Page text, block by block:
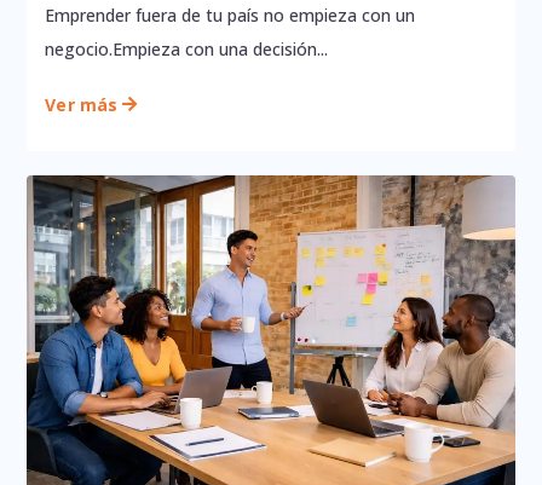
Emprender fuera de tu país no empieza con un
negocio.Empieza con una decisión...
Ver más 